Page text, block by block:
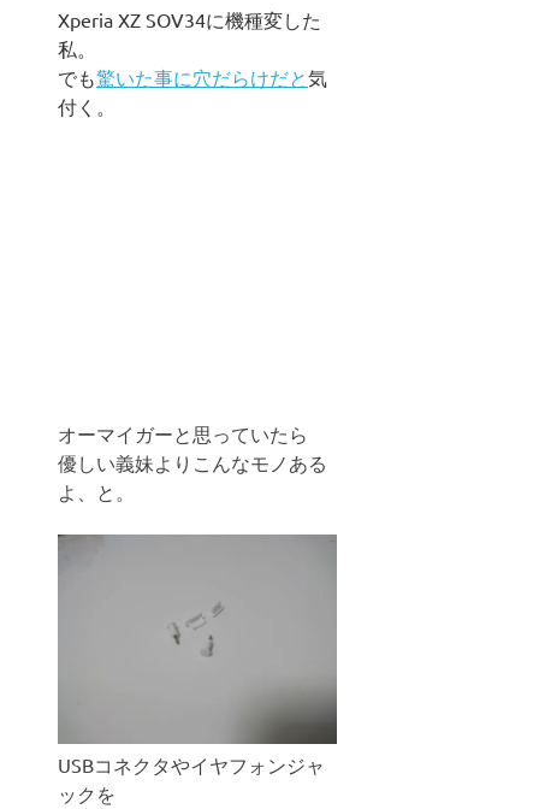
Xperia XZ SOV34に機種変した
私。
でも驚いた事に穴だらけだと気
付く。
オーマイガーと思っていたら
優しい義妹よりこんなモノある
よ、と。
USBコネクタやイヤフォンジャ
ックを